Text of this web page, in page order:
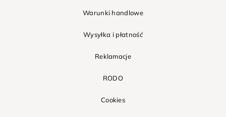
Warunki handlowe
Wysyłka i płatność
Reklamacje
RODO
Cookies